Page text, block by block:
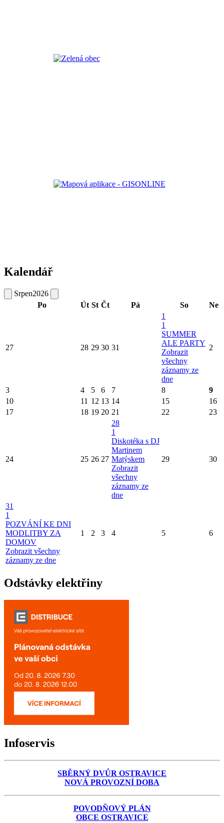
Kalendář
Srpen2026
Po
Út St Čt Pá So Ne
27 28 29 30 31
1
1
SUMMER
ALE PARTY
Zobrazit
všechny
záznamy ze
dne
2
3 4 5 6 7 8
9
10
11 12 13 14 15
16
17
18 19 20 21 22 23
24 25 26 27
28
1
Diskotéka s DJ
Martinem
Matýskem
Zobrazit
všechny
záznamy ze
dne
29 30
31
1
POZVÁNÍ KE DNI
MODLITBY ZA
DOMOV
Zobrazit všechny
záznamy ze dne
1 2 3 4 5 6
Odstávky elektřiny
Infoservis
SBĚRNÝ DVŮR OSTRAVICE
NOVÁ PROVOZNÍ DOBA
POVODŇOVÝ PLÁN
OBCE OSTRAVICE